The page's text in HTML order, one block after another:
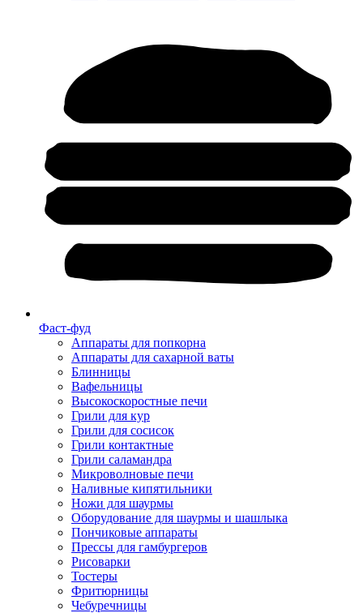
Фаст-фуд
Аппараты для попкорна
Аппараты для сахарной ваты
Блинницы
Вафельницы
Высокоскоростные печи
Грили для кур
Грили для сосисок
Грили контактные
Грили саламандра
Микроволновые печи
Наливные кипятильники
Ножи для шаурмы
Оборудование для шаурмы и шашлыка
Пончиковые аппараты
Прессы для гамбургеров
Рисоварки
Тостеры
Фритюрницы
Чебуречницы